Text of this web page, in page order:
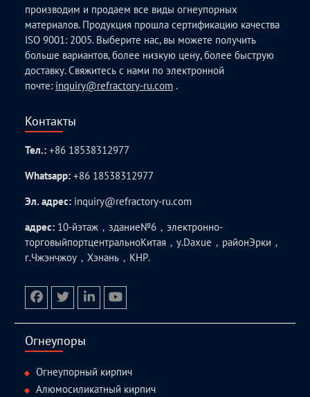
производим и продаем все виды огнеупорных
материалов. Продукция прошла сертификацию качества
ISO 9001: 2005. Выберите нас, вы можете получить
больше вариантов, более низкую цену, более быструю
доставку. Свяжитесь с нами по электронной
почте: inquiry@refractory-ru.com .
Контакты
Тел.:+86 18538312977
Whatsapp:+86 18538312977
Эл. адрес: inquiry@refractory-ru.com
адрес: 10-йэтаж，здание№6，электронно-
торговыйпортцентральноКитая，у.Daxue，районЭрки，
г.Чжэнчжоу，Хэнань，КНР.
Огнеупоры
Огнеупорный кирпич
Алюмосиликатный кирпич